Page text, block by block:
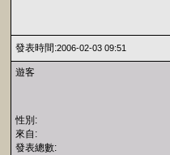
發表時間:2006-02-03 09:51
遊客
性別:
來自:
發表總數: